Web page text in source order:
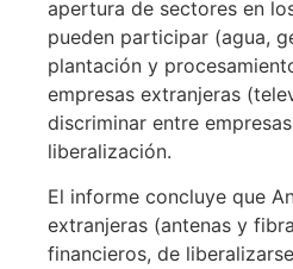
apertura de sectores en
pueden participar (agua,
plantación y
empresas extranjeras
discriminar entre
liberalización.
El informe concluye que
extranjeras (antenas y
financieros, de